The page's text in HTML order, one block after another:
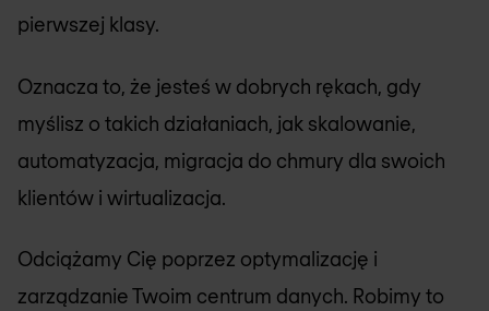
pierwszej klasy.
Oznacza to, że jesteś w dobrych rękach, gdy
myślisz o takich działaniach, jak skalowanie,
automatyzacja, migracja do chmury dla swoich
klientów i wirtualizacja.
Odciążamy Cię poprzez optymalizację i
zarządzanie Twoim centrum danych. Robimy to